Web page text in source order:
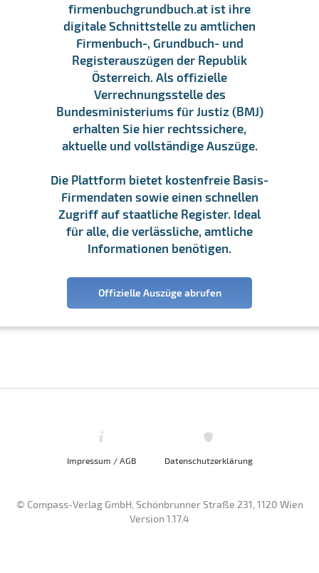
firmenbuchgrundbuch.at ist ihre
digitale Schnittstelle zu amtlichen
Firmenbuch-, Grundbuch- und
Registerauszügen der Republik
Österreich. Als offizielle
Verrechnungsstelle des
Bundesministeriums für Justiz (BMJ)
erhalten Sie hier rechtssichere,
aktuelle und vollständige Auszüge.
Die Plattform bietet kostenfreie Basis-
Firmendaten sowie einen schnellen
Zugriff auf staatliche Register. Ideal
für alle, die verlässliche, amtliche
Informationen benötigen.
Offizielle Auszüge abrufen
Impressum / AGB Datenschutzerklärung
© Compass-Verlag GmbH, Schönbrunner Straße 231, 1120 Wien
Version 1.17.4